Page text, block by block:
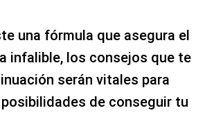
una fórmula que asegura el
infalible, los consejos que te
serán vitales para
de conseguir tu